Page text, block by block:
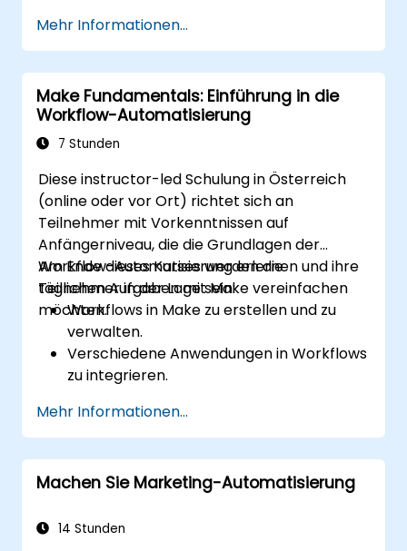
zu automatisieren.
Automatisierte Workflows für
Kundenkommunikation und Support
einzurichten.
Vertrieb und Lagerverwaltung durch
fortgeschrittene
optimieren.
Mehr Informationen...
Make Fundamentals: Einführung in die
Workflow-Automatisierung
7 Stunden
Diese instructor-led Schulung in Österreich
(online oder vor Ort) richtet sich an
Teilnehmer mit Vorkenntnissen auf
Anfängerniveau, die die Grundlagen der
Workflow-Automatisierung erlernen und ihre
täglichen Aufgaben mit Make vereinfachen
möchten.
Am Ende dieses Kurses werden die
Teilnehmer in der Lage sein:
Workflows in Make zu erstellen und zu
verwalten.
Verschiedene Anwendungen in Workflows
zu integrieren.
Datensynchronisation,
Benachrichtigungen und Dateiverwaltung
zu automatisieren.
Zu verstehen, wie man vordefinierte
erstellt.
Mehr Informationen...
Machen Sie Marketing-Automatisierung
14 Stunden